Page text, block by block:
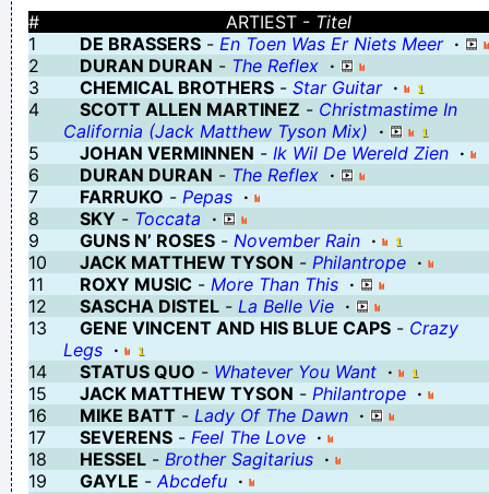
overbodig is omdat je ook gewoon vis kan kopen in de winkel
Ja, en om de vier dagen wordt er dan nagegaan of iemands
ondergoed ververst moet worden
Wie heeft er nog ergens een heks staan die je niet meer wilt ik
ben er heel blij mee (geen oma's of zo)
De hele week kijk ik sip en nors en zeg ik bra geen woord, maar
op vrijdag roep en zing ik zodat iedereen me hoort!
Kannye West, keep the following in mind: 1. Beyoncé DOES NOT
have the best video of aal time. NOT. 2. You're a
er zijn zodanig veel rare mensen in de wereld dat ze erin slagen
ons te doen denken dat WIJ raar zijn
Huub stapel jij die dozen geflopte films even in de loods?
iemand een koekje laten ruiken
Verknoei je tijd op een nuttige manier!
Geej se lèllike voel hod!
#
ARTIEST - Titel
1
DE BRASSERS - En Toen Was Er Niets Meer ·
2
DURAN DURAN - The Reflex ·
3
CHEMICAL BROTHERS - Star Guitar ·
4
SCOTT ALLEN MARTINEZ - Christmastime In
California (Jack Matthew Tyson Mix) ·
5
JOHAN VERMINNEN - Ik Wil De Wereld Zien ·
6
DURAN DURAN - The Reflex ·
7
FARRUKO - Pepas ·
8
SKY - Toccata ·
9
GUNS N’ ROSES - November Rain ·
10
JACK MATTHEW TYSON - Philantrope ·
11
ROXY MUSIC - More Than This ·
12
SASCHA DISTEL - La Belle Vie ·
13
GENE VINCENT AND HIS BLUE CAPS - Crazy
Legs ·
14
STATUS QUO - Whatever You Want ·
15
JACK MATTHEW TYSON - Philantrope ·
16
MIKE BATT - Lady Of The Dawn ·
17
SEVERENS - Feel The Love ·
18
HESSEL - Brother Sagitarius ·
19
GAYLE -Abcdefu ·